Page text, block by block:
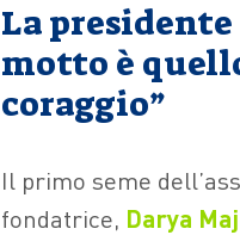
La
motto è
coraggio”
Il primo seme
fondatrice, Darya